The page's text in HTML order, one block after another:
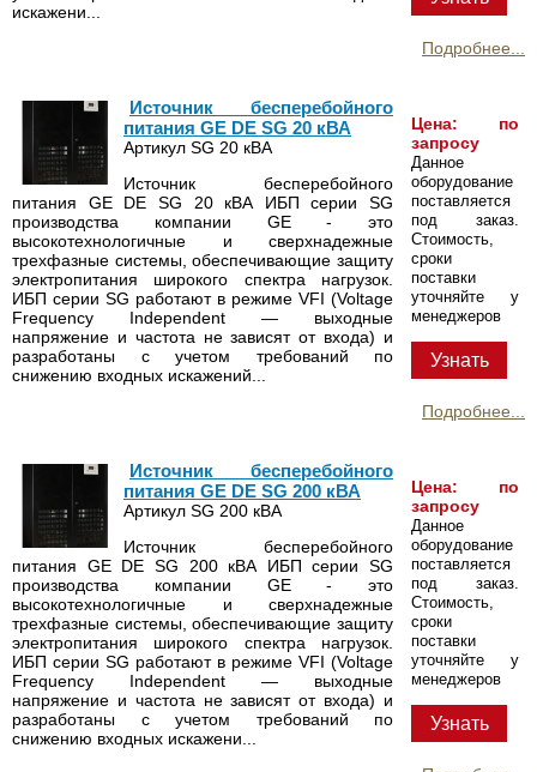
искажени...
Подробнее...
Цена: по
запросу
Данное
оборудование
поставляется
под заказ.
Стоимость,
сроки
поставки
уточняйте у
менеджеров
Узнать
Источник бесперебойного
питания GE DE SG 20 кВА
Артикул SG 20 кВА
Источник бесперебойного
питания GE DE SG 20 кВА ИБП серии SG
производства компании GE - это
высокотехнологичные и сверхнадежные
трехфазные системы, обеспечивающие защиту
электропитания широкого спектра нагрузок.
ИБП серии SG работают в режиме VFI (Voltage
Frequency Independent — выходные
напряжение и частота не зависят от входа) и
разработаны с учетом требований по
снижению входных искажений...
Подробнее...
Цена: по
запросу
Данное
оборудование
поставляется
под заказ.
Стоимость,
сроки
поставки
уточняйте у
менеджеров
Узнать
Источник бесперебойного
питания GE DE SG 200 кВА
Артикул SG 200 кВА
Источник бесперебойного
питания GE DE SG 200 кВА ИБП серии SG
производства компании GE - это
высокотехнологичные и сверхнадежные
трехфазные системы, обеспечивающие защиту
электропитания широкого спектра нагрузок.
ИБП серии SG работают в режиме VFI (Voltage
Frequency Independent — выходные
напряжение и частота не зависят от входа) и
разработаны с учетом требований по
снижению входных искажени...